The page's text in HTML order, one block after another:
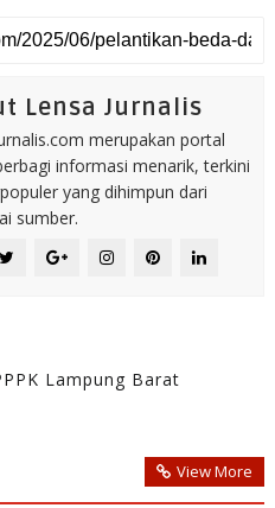
Lensa Jurnalis
merupakan portal
informasi menarik, terkini
yang dihimpun dari
sumber.
Lampung Barat
View More